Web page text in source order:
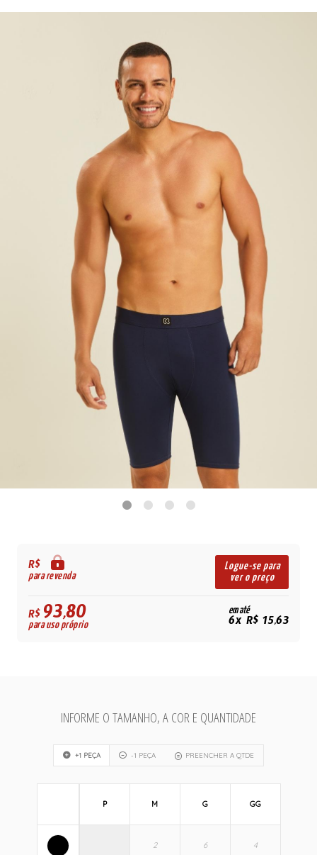
R$
para revenda
Logue-se para
ver o preço
R$93,80
para uso próprio
em até
6x R$ 15,63
INFORME O TAMANHO, A COR E QUANTIDADE
+1 PEÇA -1 PEÇA PREENCHER A QTDE
P M G GG